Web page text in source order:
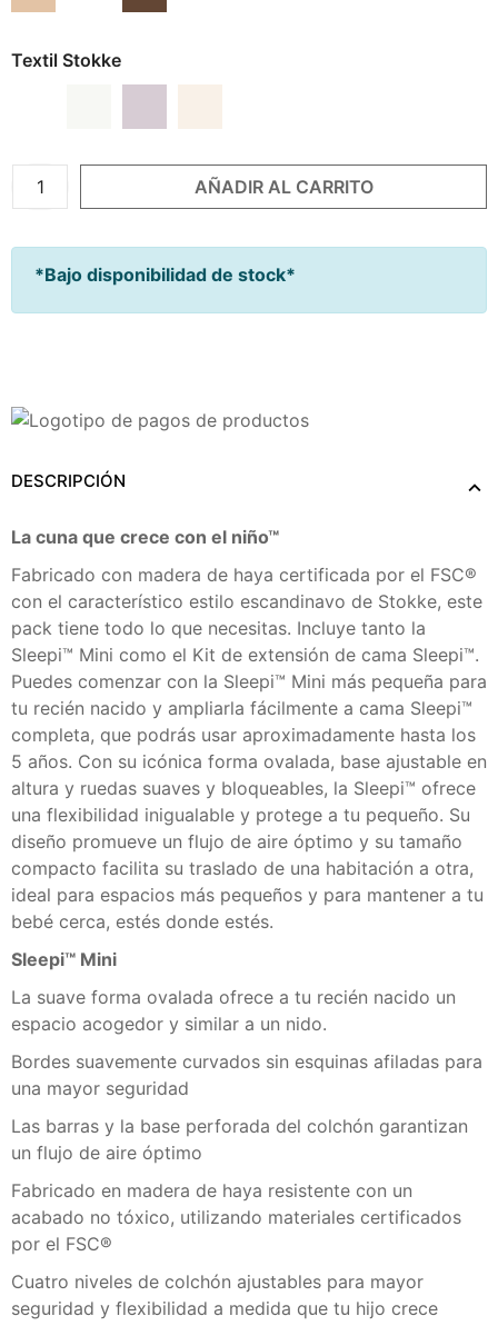
Textil Stokke
AÑADIR AL CARRITO
*Bajo disponibilidad de stock*
DESCRIPCIÓN
La cuna que crece con el niño™
Fabricado con madera de haya certificada por el FSC®
con el característico estilo escandinavo de Stokke, este
pack tiene todo lo que necesitas. Incluye tanto la
Sleepi™ Mini como el Kit de extensión de cama Sleepi™.
Puedes comenzar con la Sleepi™ Mini más pequeña para
tu recién nacido y ampliarla fácilmente a cama Sleepi™
completa, que podrás usar aproximadamente hasta los
5 años. Con su icónica forma ovalada, base ajustable en
altura y ruedas suaves y bloqueables, la Sleepi™ ofrece
una flexibilidad inigualable y protege a tu pequeño. Su
diseño promueve un flujo de aire óptimo y su tamaño
compacto facilita su traslado de una habitación a otra,
ideal para espacios más pequeños y para mantener a tu
bebé cerca, estés donde estés.
Sleepi™ Mini
La suave forma ovalada ofrece a tu recién nacido un
espacio acogedor y similar a un nido.
Bordes suavemente curvados sin esquinas afiladas para
una mayor seguridad
Las barras y la base perforada del colchón garantizan
un flujo de aire óptimo
Fabricado en madera de haya resistente con un
acabado no tóxico, utilizando materiales certificados
por el FSC®
Cuatro niveles de colchón ajustables para mayor
seguridad y flexibilidad a medida que tu hijo crece